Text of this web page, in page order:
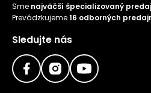
Sme najväčší špecializovaný
Prevádzkujeme16 odborných
Sledujte nás